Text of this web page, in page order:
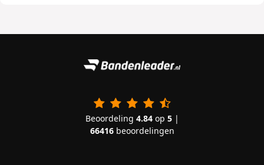
Beoordeling 4.84op 5|
66416beoordelingen